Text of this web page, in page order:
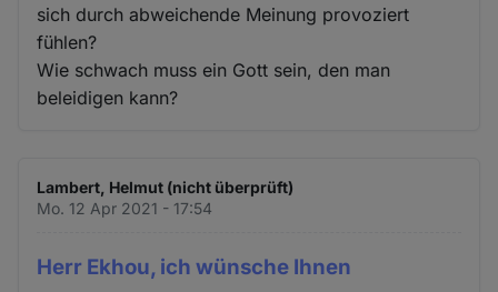
sich durch abweichende Meinung provoziert
fühlen?
Wie schwach muss ein Gott sein, den man
beleidigen kann?
Lambert, Helmut (nicht überprüft)
Mo. 12 Apr 2021 - 17:54
Herr Ekhou, ich wünsche Ihnen